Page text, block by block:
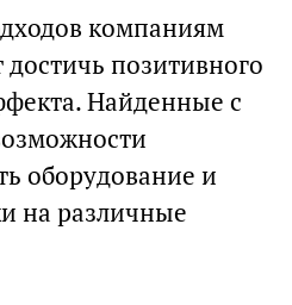
компаниям
достичь позитивного
Найденные с
оборудование и
на различные